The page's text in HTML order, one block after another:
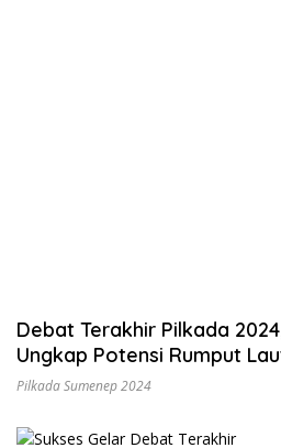
Debat Terakhir Pilkada
Ungkap Potensi Rumput
Pilkada Sumenep 2024